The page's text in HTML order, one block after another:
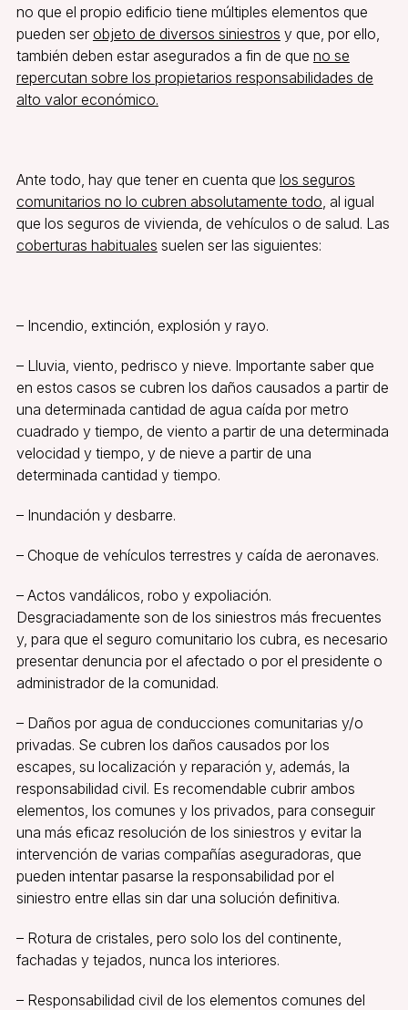
no que el propio edificio tiene múltiples elementos que
pueden ser objeto de diversos siniestros y que, por ello,
también deben estar asegurados a fin de que no se
repercutan sobre los propietarios responsabilidades de
alto valor económico.
Ante todo, hay que tener en cuenta que los seguros
comunitarios no lo cubren absolutamente todo , al igual
que los seguros de vivienda, de vehículos o de salud. Las
coberturas habituales suelen ser las siguientes:
– Incendio, extinción, explosión y rayo.
– Lluvia, viento, pedrisco y nieve. Importante saber que
en estos casos se cubren los daños causados a partir de
una determinada cantidad de agua caída por metro
cuadrado y tiempo, de viento a partir de una determinada
velocidad y tiempo, y de nieve a partir de una
determinada cantidad y tiempo.
– Inundación y desbarre.
– Choque de vehículos terrestres y caída de aeronaves.
– Actos vandálicos, robo y expoliación.
Desgraciadamente son de los siniestros más frecuentes
y, para que el seguro comunitario los cubra, es necesario
presentar denuncia por el afectado o por el presidente o
administrador de la comunidad.
– Daños por agua de conducciones comunitarias y/o
privadas. Se cubren los daños causados por los
escapes, su localización y reparación y, además, la
responsabilidad civil. Es recomendable cubrir ambos
elementos, los comunes y los privados, para conseguir
una más eficaz resolución de los siniestros y evitar la
intervención de varias compañías aseguradoras, que
pueden intentar pasarse la responsabilidad por el
siniestro entre ellas sin dar una solución definitiva.
– Rotura de cristales, pero solo los del continente,
fachadas y tejados, nunca los interiores.
– Responsabilidad civil de los elementos comunes del